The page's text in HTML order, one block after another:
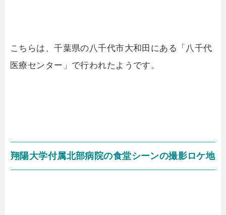
こちらは、千葉県の八千代市大和田にある「八千代
医療センター」で行われたようです。
翔陽大学付属北部病院の食堂シーンの撮影ロケ地